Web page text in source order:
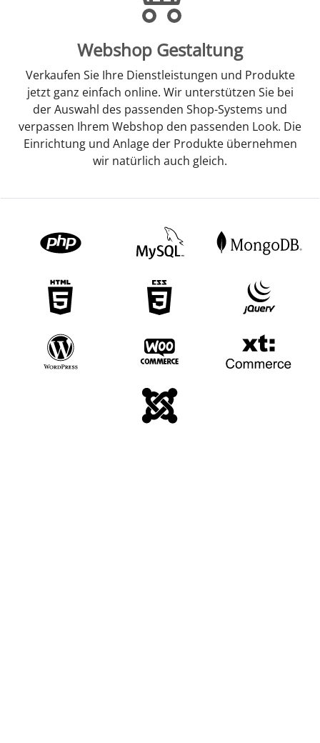
Webshop Gestaltung
Verkaufen Sie Ihre Dienstleistungen und Produkte
jetzt ganz einfach online. Wir unterstützen Sie bei
der Auswahl des passenden Shop-Systems und
verpassen Ihrem Webshop den passenden Look. Die
Einrichtung und Anlage der Produkte übernehmen
wir natürlich auch gleich.